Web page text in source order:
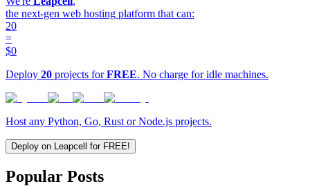
the next-gen web hosting platform that can:
20
=
$0
Deploy 20 projects forFREE. No charge for idle machines.
Host any Python, Go, Rust or Node.js projects.
Deploy on Leapcell for FREE!
Popular Posts